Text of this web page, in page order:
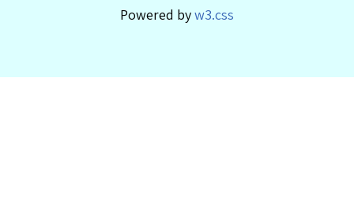
Powered byw3.css